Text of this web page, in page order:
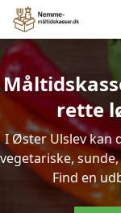
rette
I Øster Ulslev kan
vegetariske,
Find en